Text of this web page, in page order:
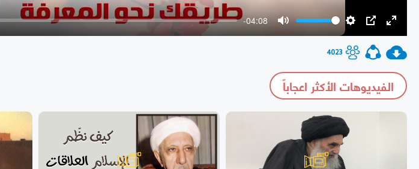
-04:08
Mute
4023
الفيديوهات الأكثر اعجاباً